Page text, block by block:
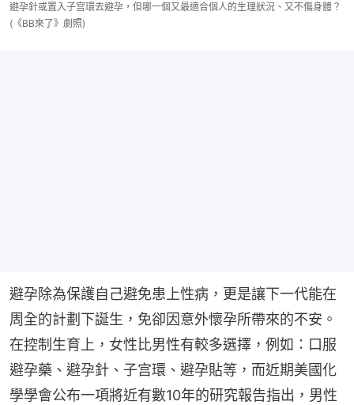
避孕針或置入子宫環去避孕，但哪一個又最適合個人的生理狀況、又不傷身體？
(《BB來了》劇照)
避孕除為保護自己避免患上性病，更是讓下一代能在
周全的計劃下誕生，免卻因意外懷孕所帶來的不安。
在控制生育上，女性比男性有較多選擇，例如：口服
避孕藥、避孕針、子宫環、避孕貼等，而近期美國化
學學會公布一項將近有數10年的研究報告指出，男性